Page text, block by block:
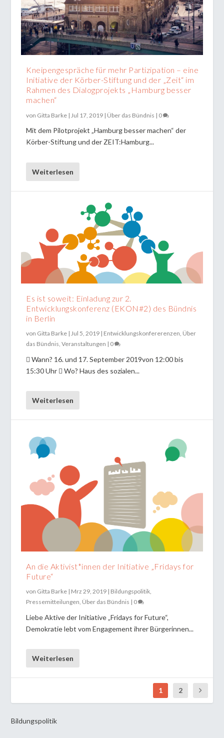
Kneipengespräche für mehr Partizipation – eine
Initiative der Körber-Stiftung und der „Zeit“ im
Rahmen des Dialogprojekts „Hamburg besser
machen“
von Gitta Barke | Jul 17, 2019 | Über das Bündnis | 0
Mit dem Pilotprojekt „Hamburg besser machen“ der
Körber-Stiftung und der ZEIT:Hamburg...
Weiterlesen
Es ist soweit: Einladung zur 2.
Entwicklungskonferenz (EKON#2) des Bündnis
in Berlin
von Gitta Barke |Jul 5, 2019 | Entwicklungskonfererenzen, Über
das Bündnis,Veranstaltungen | 0
 Wann? 16. und 17. September 2019von 12:00 bis
15:30 Uhr  Wo? Haus des sozialen...
Weiterlesen
An die Aktivist*innen der Initiative „Fridays for
Future“
von Gitta Barke | Mrz 29, 2019 | Bildungspolitik,
Pressemitteilungen, Über das Bündnis | 0
Liebe Aktive der Initiative „Fridays for Future“,
Demokratie lebt vom Engagement ihrer Bürgerinnen...
Weiterlesen
1 2
Bildungspolitik